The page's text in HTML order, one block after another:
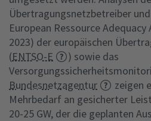
Übertragungsnetzbetreiber
European Ressource Adequacy
2023) der europäischen
(ENTSO-E
) sowie das
Bundesnetzagentur
zeigen
Mehrbedarf an gesicherter
20-25 GW, der die geplanten